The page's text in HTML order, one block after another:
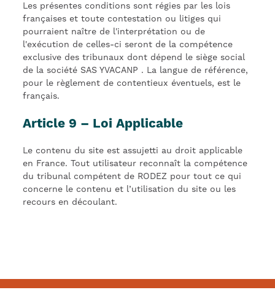
Les présentes conditions sont régies par les lois
françaises et toute contestation ou litiges qui
pourraient naître de l'interprétation ou de
l'exécution de celles-ci seront de la compétence
exclusive des tribunaux dont dépend le siège social
de la société SAS YVACANP . La langue de référence,
pour le règlement de contentieux éventuels, est le
français.
Article 9 – Loi Applicable
Le contenu du site est assujetti au droit applicable
en France. Tout utilisateur reconnaît la compétence
du tribunal compétent de RODEZ pour tout ce qui
concerne le contenu et l’utilisation du site ou les
recours en découlant.